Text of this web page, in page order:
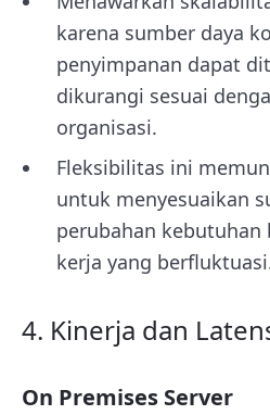
karena sumber daya
penyimpanan dapat
dikurangi sesuai
organisasi.
Fleksibilitas ini
untuk menyesuaikan
perubahan kebutuhan
kerja yang
4. Kinerja dan
On Premises Server